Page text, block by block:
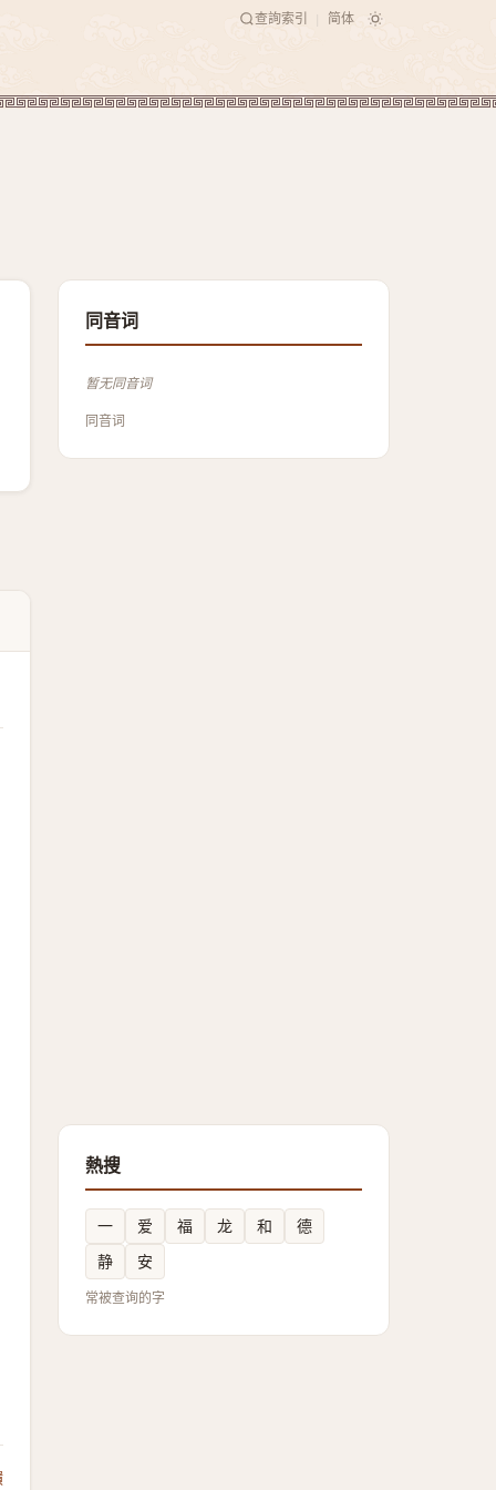
查詢索引 简体
同音词
暂无同音词
同音词
熱搜
一 爱 福 龙 和
德
静
安
常被查询的字